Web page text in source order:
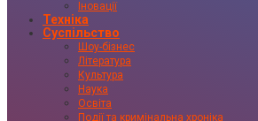
Іновації
Техніка
Суспільство
Шоу-бізнес
Література
Культура
Наука
Освіта
Події та кримінальна хроніка